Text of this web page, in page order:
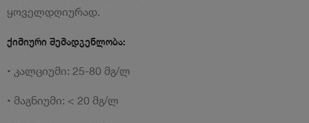
ყოველდღიურად.
ქიმიური შემადგენლობა:
• კალციუმი: 25-80 მგ/ლ
• მაგნიუმი: < 20 მგ/ლ